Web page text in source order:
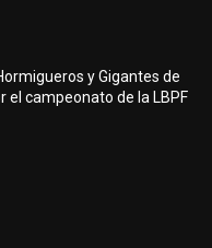
y Gigantes de
el campeonato de la LBPF